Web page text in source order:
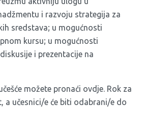
i razvoju strategija za
sredstava; u mogućnosti
kursu; u mogućnosti
i prezentacije na
možete pronaći ovdje. Rok za
a učesnici/e će biti odabrani/e do